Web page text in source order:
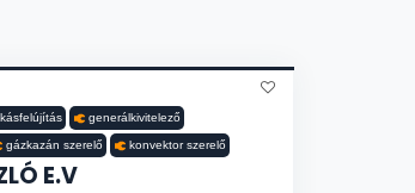
generálkivitelező
gázkazán szerelő konvektor szerelő
E.V